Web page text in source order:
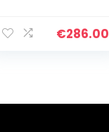
inktjet printer
€286.00